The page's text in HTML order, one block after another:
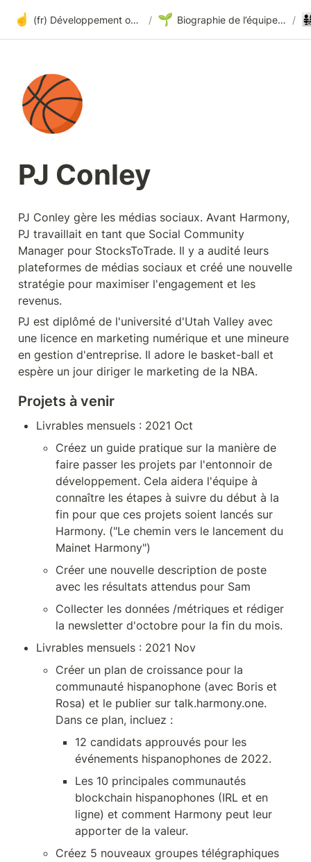
☝️ (fr) Développement ouvert à tous sur Harmony / 🌱 Biographie de l’équipe et historique de la fondation de Harmony /
🏀
PJ Conley
PJ Conley gère les médias sociaux. Avant Harmony,
PJ travaillait en tant que Social Community
Manager pour StocksToTrade. Il y a audité leurs
plateformes de médias sociaux et créé une nouvelle
stratégie pour maximiser l'engagement et les
revenus.
PJ est diplômé de l'université d'Utah Valley avec
une licence en marketing numérique et une mineure
en gestion d'entreprise. Il adore le basket-ball et
espère un jour diriger le marketing de la NBA.
Projets à venir
Livrables mensuels : 2021 Oct
Créez un guide pratique sur la manière de
faire passer les projets par l'entonnoir de
développement. Cela aidera l'équipe à
connaître les étapes à suivre du début à la
fin pour que ces projets soient lancés sur
Harmony. ("Le chemin vers le lancement du
Mainet Harmony")
Créer une nouvelle description de poste
avec les résultats attendus pour Sam
Collecter les données /métriques et rédiger
la newsletter d'octobre pour la fin du mois.
Livrables mensuels : 2021 Nov
Créer un plan de croissance pour la
communauté hispanophone (avec Boris et
Rosa) et le publier sur talk.harmony.one.
Dans ce plan, incluez :
12 candidats approuvés pour les
événements hispanophones de 2022.
Les 10 principales communautés
blockchain hispanophones (IRL et en
ligne) et comment Harmony peut leur
apporter de la valeur.
Créez 5 nouveaux groupes télégraphiques